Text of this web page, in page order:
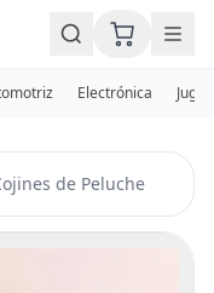
Electrónica
de Peluche